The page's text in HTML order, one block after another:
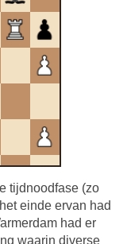
tijdnoodfase (zo
einde ervan had
had er
waarin diverse